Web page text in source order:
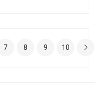
7 8 9 10